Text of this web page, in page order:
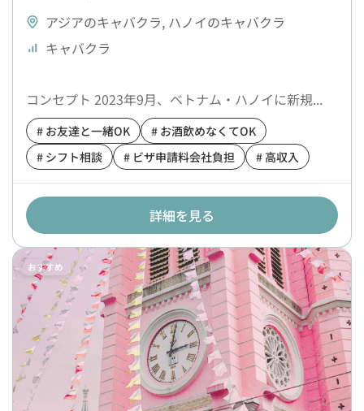
アジアのキャバクラ, ハノイのキャバクラ
キャバクラ
コンセプト 2023年9月、ベトナム・ハノイに新規...
# お友達と一緒OK
# お酒飲めなくてOK
# シフト相談
# ビザ申請料会社負担 # 高収入
詳細を見る
おすすめ